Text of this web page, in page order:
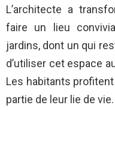
L’architecte a
faire un lieu
jardins, dont un qui
d’utiliser cet espace
Les habitants
partie de leur lie de vie.